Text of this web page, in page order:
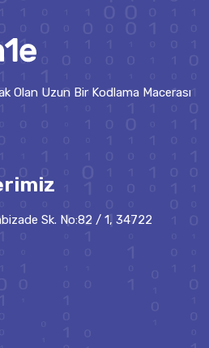
Olan Uzun Bir Kodlama Macerası
Sk. No:82 / 1, 34722